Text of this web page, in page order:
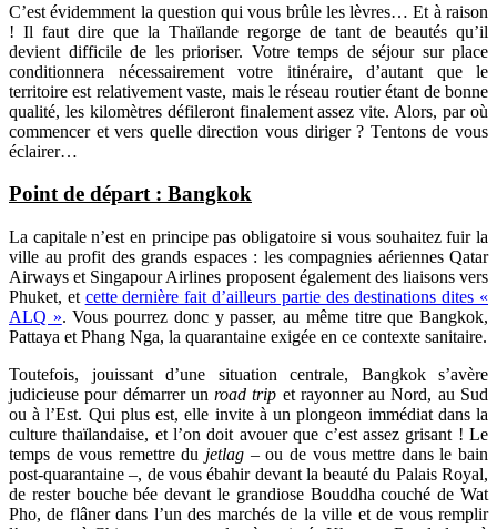
C’est évidemment la question qui vous brûle les lèvres… Et à raison
! Il faut dire que la Thaïlande regorge de tant de beautés qu’il
devient difficile de les prioriser. Votre temps de séjour sur place
conditionnera nécessairement votre itinéraire, d’autant que le
territoire est relativement vaste, mais le réseau routier étant de bonne
qualité, les kilomètres défileront finalement assez vite. Alors, par où
commencer et vers quelle direction vous diriger ? Tentons de vous
éclairer…
Point de départ : Bangkok
La capitale n’est en principe pas obligatoire si vous souhaitez fuir la
ville au profit des grands espaces : les compagnies aériennes Qatar
Airways et Singapour Airlines proposent également des liaisons vers
Phuket, et cette dernière fait d’ailleurs partie des destinations dites «
ALQ ». Vous pourrez donc y passer, au même titre que Bangkok,
Pattaya et Phang Nga, la quarantaine exigée en ce contexte sanitaire.
Toutefois, jouissant d’une situation centrale, Bangkok s’avère
judicieuse pour démarrer unroad trip et rayonner au Nord, au Sud
ou à l’Est. Qui plus est, elle invite à un plongeon immédiat dans la
culture thaïlandaise, et l’on doit avouer que c’est assez grisant ! Le
temps de vous remettre du jetlag – ou de vous mettre dans le bain
post-quarantaine –, de vous ébahir devant la beauté du Palais Royal,
de rester bouche bée devant le grandiose Bouddha couché de Wat
Pho, de flâner dans l’un des marchés de la ville et de vous remplir